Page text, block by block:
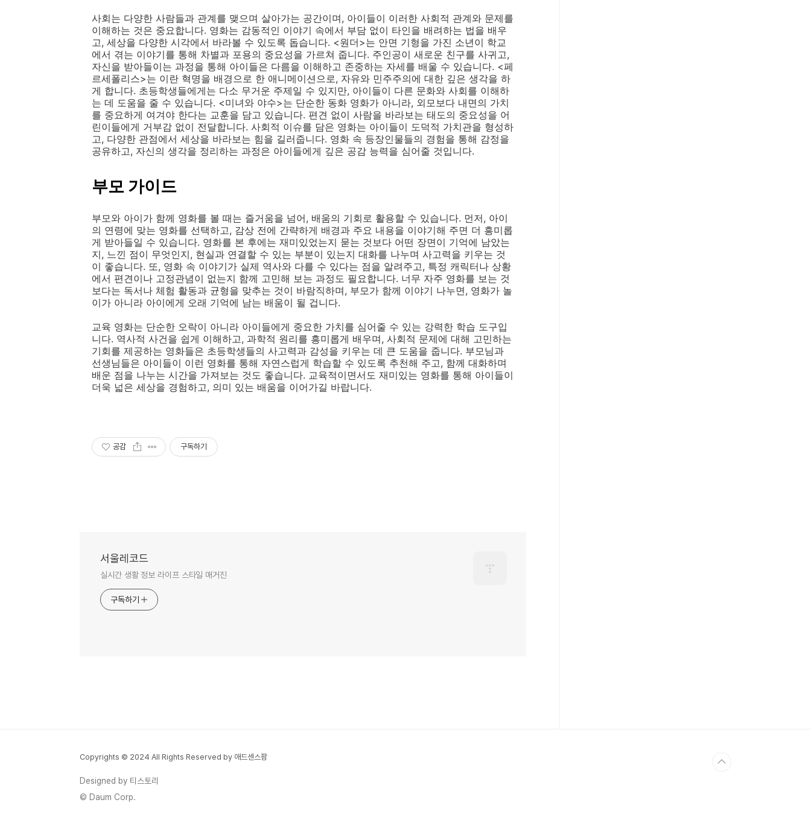
사회는 다양한 사람들과 관계를 맺으며 살아가는 공간이며, 아이들이 이러한 사회적 관계와 문제를
이해하는 것은 중요합니다. 영화는 감동적인 이야기 속에서 부담 없이 타인을 배려하는 법을 배우
고, 세상을 다양한 시각에서 바라볼 수 있도록 돕습니다. <원더>는 안면 기형을 가진 소년이 학교
에서 겪는 이야기를 통해 차별과 포용의 중요성을 가르쳐 줍니다. 주인공이 새로운 친구를 사귀고,
자신을 받아들이는 과정을 통해 아이들은 다름을 이해하고 존중하는 자세를 배울 수 있습니다. <페
르세폴리스>는 이란 혁명을 배경으로 한 애니메이션으로, 자유와 민주주의에 대한 깊은 생각을 하
게 합니다. 초등학생들에게는 다소 무거운 주제일 수 있지만, 아이들이 다른 문화와 사회를 이해하
는 데 도움을 줄 수 있습니다. <미녀와 야수>는 단순한 동화 영화가 아니라, 외모보다 내면의 가치
를 중요하게 여겨야 한다는 교훈을 담고 있습니다. 편견 없이 사람을 바라보는 태도의 중요성을 어
린이들에게 거부감 없이 전달합니다. 사회적 이슈를 담은 영화는 아이들이 도덕적 가치관을 형성하
고, 다양한 관점에서 세상을 바라보는 힘을 길러줍니다. 영화 속 등장인물들의 경험을 통해 감정을
공유하고, 자신의 생각을 정리하는 과정은 아이들에게 깊은 공감 능력을 심어줄 것입니다.
부모 가이드
부모와 아이가 함께 영화를 볼 때는 즐거움을 넘어, 배움의 기회로 활용할 수 있습니다. 먼저, 아이
의 연령에 맞는 영화를 선택하고, 감상 전에 간략하게 배경과 주요 내용을 이야기해 주면 더 흥미롭
게 받아들일 수 있습니다. 영화를 본 후에는 재미있었는지 묻는 것보다 어떤 장면이 기억에 남았는
지, 느낀 점이 무엇인지, 현실과 연결할 수 있는 부분이 있는지 대화를 나누며 사고력을 키우는 것
이 좋습니다. 또, 영화 속 이야기가 실제 역사와 다를 수 있다는 점을 알려주고, 특정 캐릭터나 상황
에서 편견이나 고정관념이 없는지 함께 고민해 보는 과정도 필요합니다. 너무 자주 영화를 보는 것
보다는 독서나 체험 활동과 균형을 맞추는 것이 바람직하며, 부모가 함께 이야기 나누면, 영화가 놀
이가 아니라 아이에게 오래 기억에 남는 배움이 될 겁니다.
교육 영화는 단순한 오락이 아니라 아이들에게 중요한 가치를 심어줄 수 있는 강력한 학습 도구입
니다. 역사적 사건을 쉽게 이해하고, 과학적 원리를 흥미롭게 배우며, 사회적 문제에 대해 고민하는
기회를 제공하는 영화들은 초등학생들의 사고력과 감성을 키우는 데 큰 도움을 줍니다. 부모님과
선생님들은 아이들이 이런 영화를 통해 자연스럽게 학습할 수 있도록 추천해 주고, 함께 대화하며
배운 점을 나누는 시간을 가져보는 것도 좋습니다. 교육적이면서도 재미있는 영화를 통해 아이들이
더욱 넓은 세상을 경험하고, 의미 있는 배움을 이어가길 바랍니다.
공감 구독하기
서울레코드
실시간 생활 정보 라이프 스타일 매거진
구독하기
Copyrights © 2024 All Rights Reserved by 애드센스팜
Designed by 티스토리
© Daum Corp.